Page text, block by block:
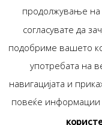
продолжување на
согласувате да
подобриме вашето
употребата на
навигацијата и
повеќе